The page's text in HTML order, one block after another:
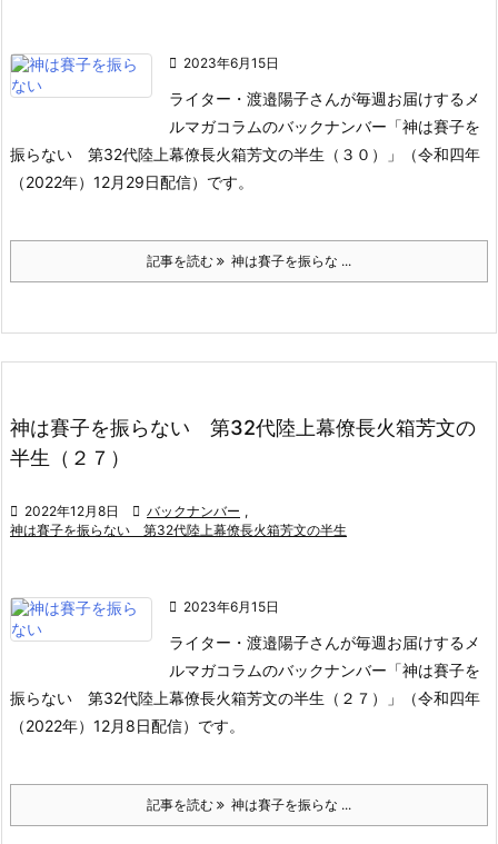
 2023年6月15日
ライター・渡邉陽子さんが毎週お届けするメ
ルマガコラムのバックナンバー「神は賽子を
振らない 第32代陸上幕僚長火箱芳文の半生（３０）」（令和四年
（2022年）12月29日配信）です。
記事を読む 神は賽子を振らな ...
神は賽子を振らない 第32代陸上幕僚長火箱芳文の
半生（２７）
 2022年12月8日  バックナンバー ,
神は賽子を振らない 第32代陸上幕僚長火箱芳文の半生
 2023年6月15日
ライター・渡邉陽子さんが毎週お届けするメ
ルマガコラムのバックナンバー「神は賽子を
振らない 第32代陸上幕僚長火箱芳文の半生（２７）」（令和四年
（2022年）12月8日配信）です。
記事を読む 神は賽子を振らな ...